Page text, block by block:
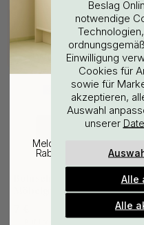
Möbelgriffe & Möbelknöpfe
Beslag
notwendige
Einwilligung
Cookies für
sowie für
akzeptieren,
Auswahl
unserer
Alle
Alle
WOULD YOU
EU
25%
Melde dich für unseren
Rabatt auf den
plus Inspiration
Gültig